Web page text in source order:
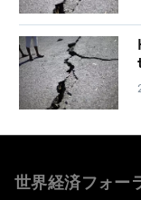
世界経済フォー